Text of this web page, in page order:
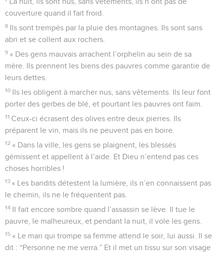
couverture quand il fait froid.
8 Ils sont trempés par la pluie des montagnes. Ils sont sans
abri et se collent aux rochers.
9 « Des gens mauvais arrachent l’orphelin au sein de sa
mère. Ils prennent les biens des pauvres comme garantie de
leurs dettes.
10 Ils les obligent à marcher nus, sans vêtements. Ils leur font
porter des gerbes de blé, et pourtant les pauvres ont faim.
11 Ceux-ci écrasent des olives entre deux pierres. Ils
préparent le vin, mais ils ne peuvent pas en boire.
12 « Dans la ville, les gens se plaignent, les blessés
gémissent et appellent à l’aide. Et Dieu n’entend pas ces
choses horribles !
13 « Les bandits détestent la lumière, ils n’en connaissent pas
le chemin, ils ne le fréquentent pas.
14 Il fait encore sombre quand l’assassin se lève. Il tue le
pauvre, le malheureux, et pendant la nuit, il vole les gens.
15 « Le mari qui trompe sa femme attend le soir, lui aussi. Il se
dit : “Personne ne me verra.” Et il met un tissu sur son visage